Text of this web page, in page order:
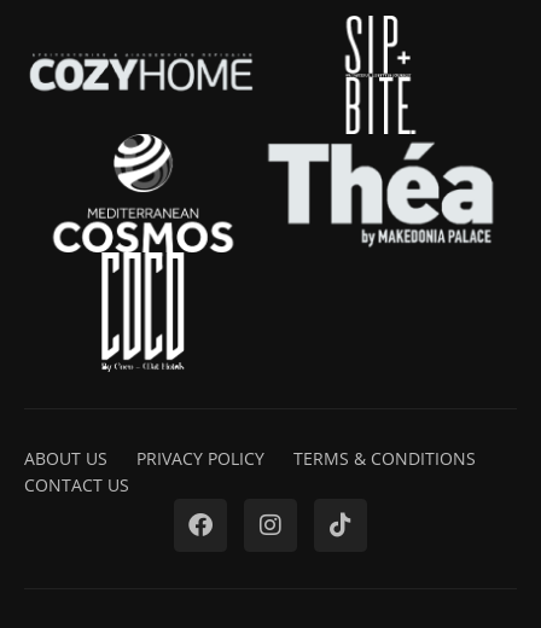
ABOUT US PRIVACY POLICY
TERMS & CONDITIONS
CONTACT US